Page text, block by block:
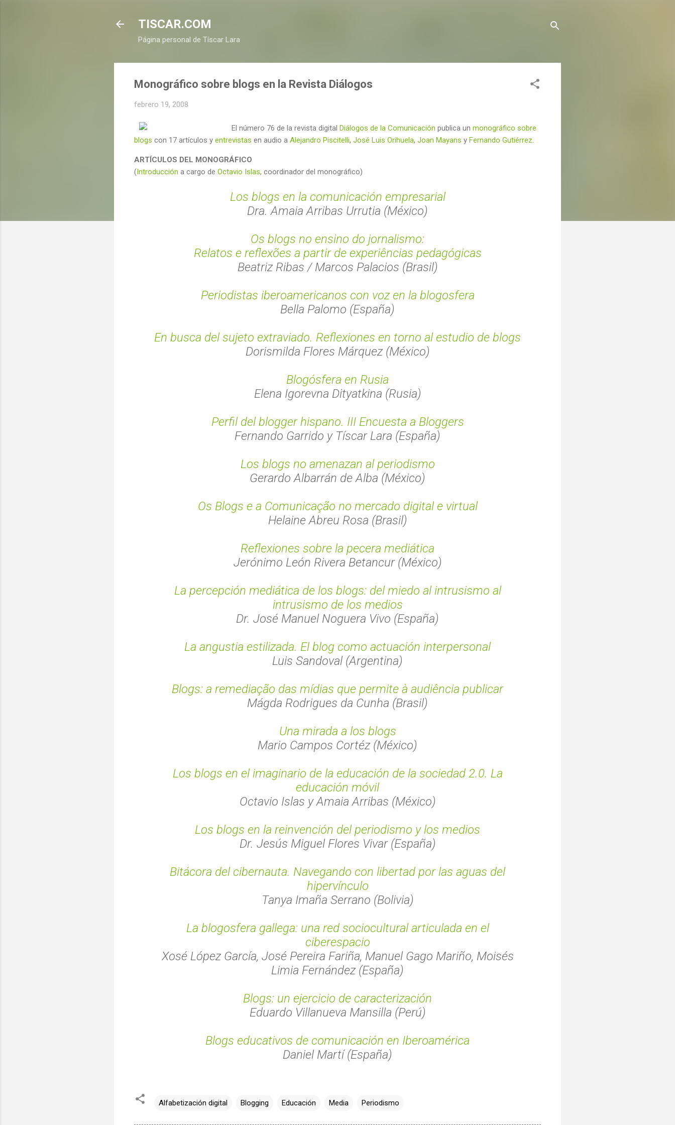
TISCAR.COM
Página personal de Tíscar Lara
Monográfico sobre blogs en la Revista Diálogos
febrero 19, 2008
El número 76 de la revista digital Diálogos de la Comunicación publica un monográfico sobre
blogs con 17 artículos y entrevistas en audio a Alejandro Piscitelli, José Luis Orihuela, Joan Mayans y Fernando Gutiérrez
ARTÍCULOS DEL MONOGRÁFICO
(Introducción a cargo de Octavio Islas, coordinador del monográfico)
Los blogs en la comunicación empresarial
Dra. Amaia Arribas Urrutia (México)
Os blogs no ensino do jornalismo:
Relatos e reflexões a partir de experiências pedagógicas
Beatriz Ribas / Marcos Palacios (Brasil)
Periodistas iberoamericanos con voz en la blogosfera
Bella Palomo (España)
En busca del sujeto extraviado. Reflexiones en torno al estudio de blogs
Dorismilda Flores Márquez (México)
Blogósfera en Rusia
Elena Igorevna Dityatkina (Rusia)
Perfil del blogger hispano. III Encuesta a Bloggers
Fernando Garrido y Tíscar Lara (España)
Los blogs no amenazan al periodismo
Gerardo Albarrán de Alba (México)
Os Blogs e a Comunicação no mercado digital e virtual
Helaine Abreu Rosa (Brasil)
Reflexiones sobre la pecera mediática
Jerónimo León Rivera Betancur (México)
La percepción mediática de los blogs: del miedo al intrusismo al
intrusismo de los medios
Dr. José Manuel Noguera Vivo (España)
La angustia estilizada. El blog como actuación interpersonal
Luis Sandoval (Argentina)
Blogs: a remediação das mídias que permite à audiência publicar
Mágda Rodrigues da Cunha (Brasil)
Una mirada a los blogs
Mario Campos Cortéz (México)
Los blogs en el imaginario de la educación de la sociedad 2.0. La
educación móvil
Octavio Islas y Amaia Arribas (México)
Los blogs en la reinvención del periodismo y los medios
Dr. Jesús Miguel Flores Vivar (España)
Bitácora del cibernauta. Navegando con libertad por las aguas del
hipervínculo
Tanya Imaña Serrano (Bolivia)
La blogosfera gallega: una red sociocultural articulada en el
ciberespacio
Xosé López García, José Pereira Fariña, Manuel Gago Mariño, Moisés
Limia Fernández (España)
Blogs: un ejercicio de caracterización
Eduardo Villanueva Mansilla (Perú)
Blogs educativos de comunicación en Iberoamérica
Daniel Martí (España)
Alfabetización digital Blogging Educación Media Periodismo